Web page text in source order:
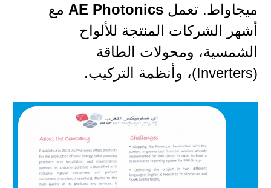
ميجاواط. تعملAE Photonics مع
أشهر الشركات المنتجة للألواح
الشمسية، ومحولات الطاقة
(Inverters)، وأنظمة التركيب.